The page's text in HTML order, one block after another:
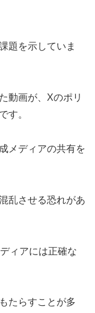
題を示していま
動画が、Xのポリ
す。
メディアの共有を
乱させる恐れがあ
ィアには正確な
たらすことが多